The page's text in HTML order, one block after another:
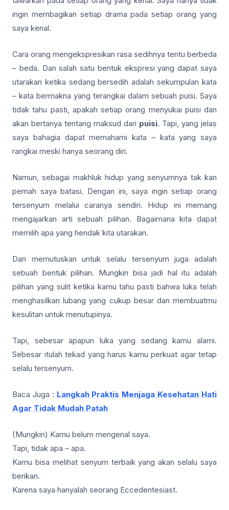
ingin membagikan setiap drama pada setiap orang yang
saya kenal.
Cara orang mengekspresikan rasa sedihnya tentu berbeda
– beda. Dan salah satu bentuk ekspresi yang dapat saya
utarakan ketika sedang bersedih adalah sekumpulan kata
– kata bermakna yang terangkai dalam sebuah puisi. Saya
tidak tahu pasti, apakah setiap orang menyukai puisi dan
akan bertanya tentang maksud dari puisi. Tapi, yang jelas
saya bahagia dapat memahami kata – kata yang saya
rangkai meski hanya seorang diri.
Namun, sebagai makhluk hidup yang senyumnya tak kan
pernah saya batasi. Dengan ini, saya ingin setiap orang
tersenyum melalui caranya sendiri. Hidup ini memang
mengajarkan arti sebuah pilihan. Bagaimana kita dapat
memilih apa yang hendak kita utarakan.
Dan memutuskan untuk selalu tersenyum juga adalah
sebuah bentuk pilihan. Mungkin bisa jadi hal itu adalah
pilihan yang sulit ketika kamu tahu pasti bahwa luka telah
menghasilkan lubang yang cukup besar dan membuatmu
kesulitan untuk menutupinya.
Tapi, sebesar apapun luka yang sedang kamu alami.
Sebesar itulah tekad yang harus kamu perkuat agar tetap
selalu tersenyum.
Baca Juga : Langkah Praktis Menjaga Kesehatan Hati
Agar Tidak Mudah Patah
(Mungkin) Kamu belum mengenal saya.
Tapi, tidak apa – apa.
Kamu bisa melihat senyum terbaik yang akan selalu saya
berikan.
Karena saya hanyalah seorang Eccedentesiast.